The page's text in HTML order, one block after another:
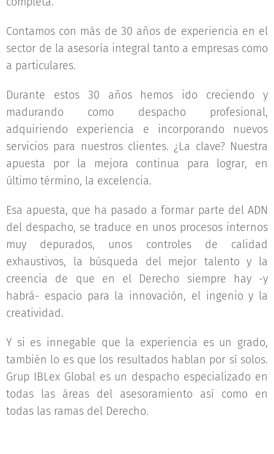
Contamos con más de 30 años de experiencia en el
sector de la asesoría integral tanto a empresas como
a particulares.
Durante estos 30 años hemos ido creciendo y
madurando como despacho profesional,
adquiriendo experiencia e incorporando nuevos
servicios para nuestros clientes. ¿La clave? Nuestra
apuesta por la mejora continua para lograr, en
último término, la excelencia.
Esa apuesta, que ha pasado a formar parte del ADN
del despacho, se traduce en unos procesos internos
muy depurados, unos controles de calidad
exhaustivos, la búsqueda del mejor talento y la
creencia de que en el Derecho siempre hay -y
habrá- espacio para la innovación, el ingenio y la
creatividad.
Y si es innegable que la experiencia es un grado,
también lo es que los resultados hablan por sí solos.
Grup IBLex Global es un despacho especializado en
todas las áreas del asesoramiento así como en
todas las ramas del Derecho.